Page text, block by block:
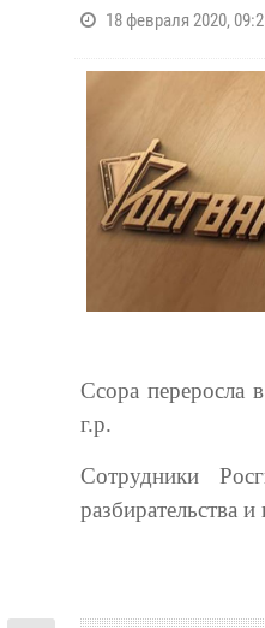
18 февраля 2020,
Ссора переросла
г.р.
Сотрудники
разбирательства